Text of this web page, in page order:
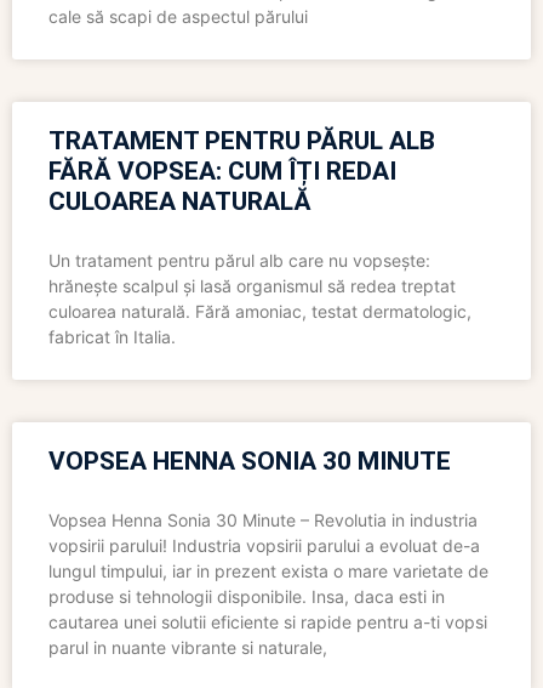
cale să scapi de aspectul părului
TRATAMENT PENTRU PĂRUL ALB
FĂRĂ VOPSEA: CUM ÎȚI REDAI
CULOAREA NATURALĂ
Un tratament pentru părul alb care nu vopsește:
hrănește scalpul și lasă organismul să redea treptat
culoarea naturală. Fără amoniac, testat dermatologic,
fabricat în Italia.
VOPSEA HENNA SONIA 30 MINUTE
Vopsea Henna Sonia 30 Minute – Revolutia in industria
vopsirii parului! Industria vopsirii parului a evoluat de-a
lungul timpului, iar in prezent exista o mare varietate de
produse si tehnologii disponibile. Insa, daca esti in
cautarea unei solutii eficiente si rapide pentru a-ti vopsi
parul in nuante vibrante si naturale,